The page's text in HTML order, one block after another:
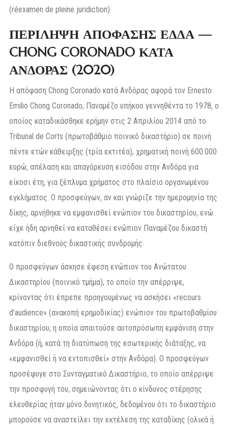
(réexamen de pleine juridiction).
ΠΕΡΙΛΗΨΗ ΑΠΟΦΑΣΗΣ ΕΔΔΑ —
CHONG CORONADO ΚΑΤΑ
ΑΝΔΟΡΑΣ (2020)
Η απόφαση Chong Coronado κατά Ανδόρας αφορά τον Ernesto
Emilio Chong Coronado, Παναμέζο υπήκοο γεννηθέντα το 1978, ο
οποίος καταδικάσθηκε ερήμην στις 2 Απριλίου 2014 από το
Tribunal de Corts (πρωτοβάθμιο ποινικό δικαστήριο) σε ποινή
πέντε ετών κάθειρξης (τρία εκτιτέα), χρηματική ποινή 600.000
ευρώ, απέλαση και απαγόρευση εισόδου στην Ανδόρα για
είκοσι έτη, για ξέπλυμα χρήματος στο πλαίσιο οργανωμένου
εγκλήματος. Ο προσφεύγων, αν και γνώριζε την ημερομηνία της
δίκης, αρνήθηκε να εμφανισθεί ενώπιον του δικαστηρίου, ενώ
είχε ήδη αρνηθεί να καταθέσει ενώπιον Παναμέζου δικαστή
κατόπιν διεθνούς δικαστικής συνδρομής.
Ο προσφεύγων άσκησε έφεση ενώπιον του Ανώτατου
Δικαστηρίου (ποινικό τμήμα), το οποίο την απέρριψε,
κρίνοντας ότι έπρεπε προηγουμένως να ασκήσει «recours
d’audience» (ανακοπή ερημοδικίας) ενώπιον του πρωτοβαθμίου
δικαστηρίου, η οποία απαιτούσε αυτοπρόσωπη εμφάνιση στην
Ανδόρα (ή, κατά τη διατύπωση της εσωτερικής διάταξης, να
«εμφανισθεί ή να εντοπισθεί» στην Ανδόρα). Ο προσφεύγων
προσέφυγε στο Συνταγματικό Δικαστήριο, το οποίο απέρριψε
την προσφυγή του, σημειώνοντας ότι ο κίνδυνος στέρησης
ελευθερίας ήταν μόνο δυνητικός, δεδομένου ότι το δικαστήριο
μπορούσε να αναστείλει την εκτέλεση της καταδίκης (ολικά ή